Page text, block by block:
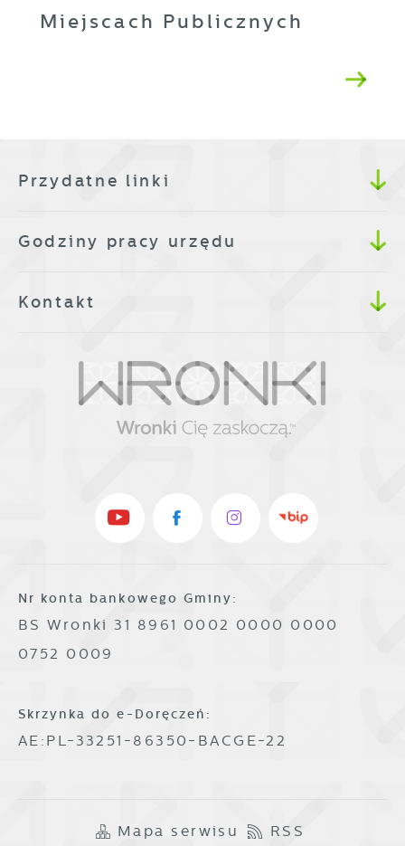
Miejscach Publicznych
Przydatne linki
Godziny pracy urzędu
Kontakt
Nr konta bankowego Gminy:
BS Wronki 31 8961 0002 0000 0000
0752 0009
Skrzynka do e-Doręczeń:
AE:PL-33251-86350-BACGE-22
Mapa serwisu RSS